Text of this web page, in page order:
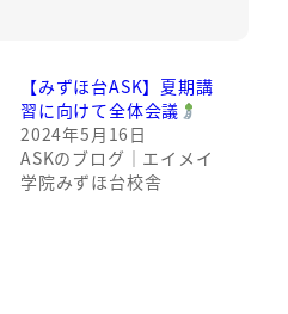
【みずほ台ASK】夏期講
習に向けて全体会議
2024年5月16日
ASKのブログ｜エイメイ
学院みずほ台校舎